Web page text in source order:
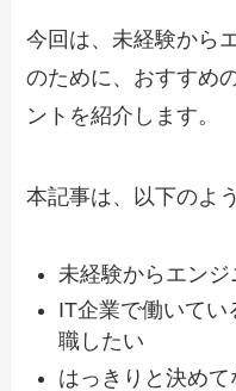
今回は、未経験から
のために、おすすめ
ントを紹介します。
本記事は、以下のよ
未経験からエン
IT企業で働いて
職したい
はっきりと決め